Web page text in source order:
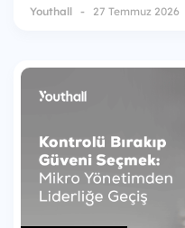
Youthall 27 Temmuz 2026